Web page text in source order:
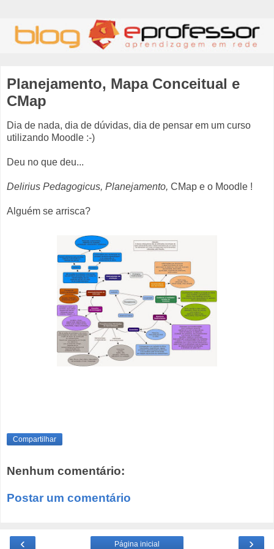
Planejamento, Mapa Conceitual e
CMap
Dia de nada, dia de dúvidas, dia de pensar em um curso
utilizando Moodle :-)
Deu no que deu...
Delirius Pedagogicus, Planejamento, CMap e o Moodle !
Alguém se arrisca?
Compartilhar
Nenhum comentário:
Postar um comentário
‹ ›
Página inicial